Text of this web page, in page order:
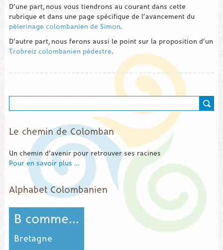
D’une part, nous vous tiendrons au courant dans cette
rubrique et dans une page spécifique de l’avancement du
pèlerinage colombanien de Simon.
D’autre part, nous ferons aussi le point sur la proposition d’un
Trobreiz colombanien pédestre.
Le chemin de Colomban
Un chemin d’avenir pour retrouver ses racines
Pour en savoir plus …
Alphabet Colombanien
B comme...
Bretagne